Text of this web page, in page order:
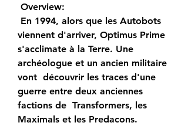
Overview:
viennent d'arriver, Optimus Prime
s'acclimate à la Terre. Une
archéologue et un ancien militaire
vont  découvrir les traces d'une
guerre entre deux anciennes
factions de  Transformers, les
Maximals et les Predacons.